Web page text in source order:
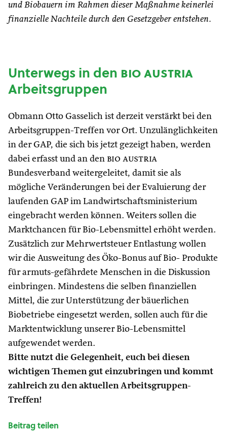
und Biobauern im Rahmen dieser Maßnahme keinerlei
finanzielle Nachteile durch den Gesetzgeber entstehen.
Unterwegs in den bio austria
Arbeitsgruppen
Obmann Otto Gasselich ist derzeit verstärkt bei den
Arbeitsgruppen-Treffen vor Ort. Unzulänglichkeiten
in der GAP, die sich bis jetzt gezeigt haben, werden
dabei erfasst und an den bio austria
Bundesverband weitergeleitet, damit sie als
mögliche Veränderungen bei der Evaluierung der
laufenden GAP im Landwirtschaftsministerium
eingebracht werden können. Weiters sollen die
Marktchancen für Bio-Lebensmittel erhöht werden.
Zusätzlich zur Mehrwertsteuer Entlastung wollen
wir die Ausweitung des Öko-Bonus auf Bio- Produkte
für armuts-gefährdete Menschen in die Diskussion
einbringen. Mindestens die selben finanziellen
Mittel, die zur Unterstützung der bäuerlichen
Biobetriebe eingesetzt werden, sollen auch für die
Marktentwicklung unserer Bio-Lebensmittel
aufgewendet werden.
Bitte nutzt die Gelegenheit, euch bei diesen
wichtigen Themen gut einzubringen und kommt
zahlreich zu den aktuellen Arbeitsgruppen-
Treffen!
Beitrag teilen